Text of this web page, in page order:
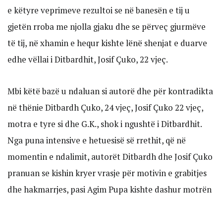
e këtyre veprimeve rezultoi se në banesën e tij u
gjetën rroba me njolla gjaku dhe se përveç gjurmëve
të tij, në xhamin e hequr kishte lënë shenjat e duarve
edhe vëllai i Ditbardhit, Josif Çuko, 22 vjeç.
Mbi këtë bazë u ndaluan si autorë dhe për kontradikta
në thënie Ditbardh Çuko, 24 vjeç, Josif Çuko 22 vjeç,
motra e tyre si dhe G.K., shok i ngushtë i Ditbardhit.
Nga puna intensive e hetuesisë së rrethit, që në
momentin e ndalimit, autorët Ditbardh dhe Josif Çuko
pranuan se kishin kryer vrasje për motivin e grabitjes
dhe hakmarrjes, pasi Agim Pupa kishte dashur motrën